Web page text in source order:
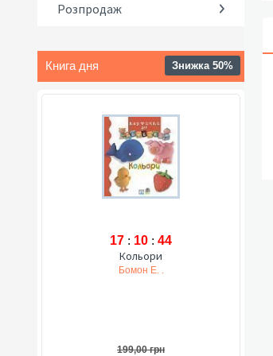
Розпродаж
Книга дня Знижка 50%
17 : 10 : 43
Кольори
Бомон Е. .
199,00 грн